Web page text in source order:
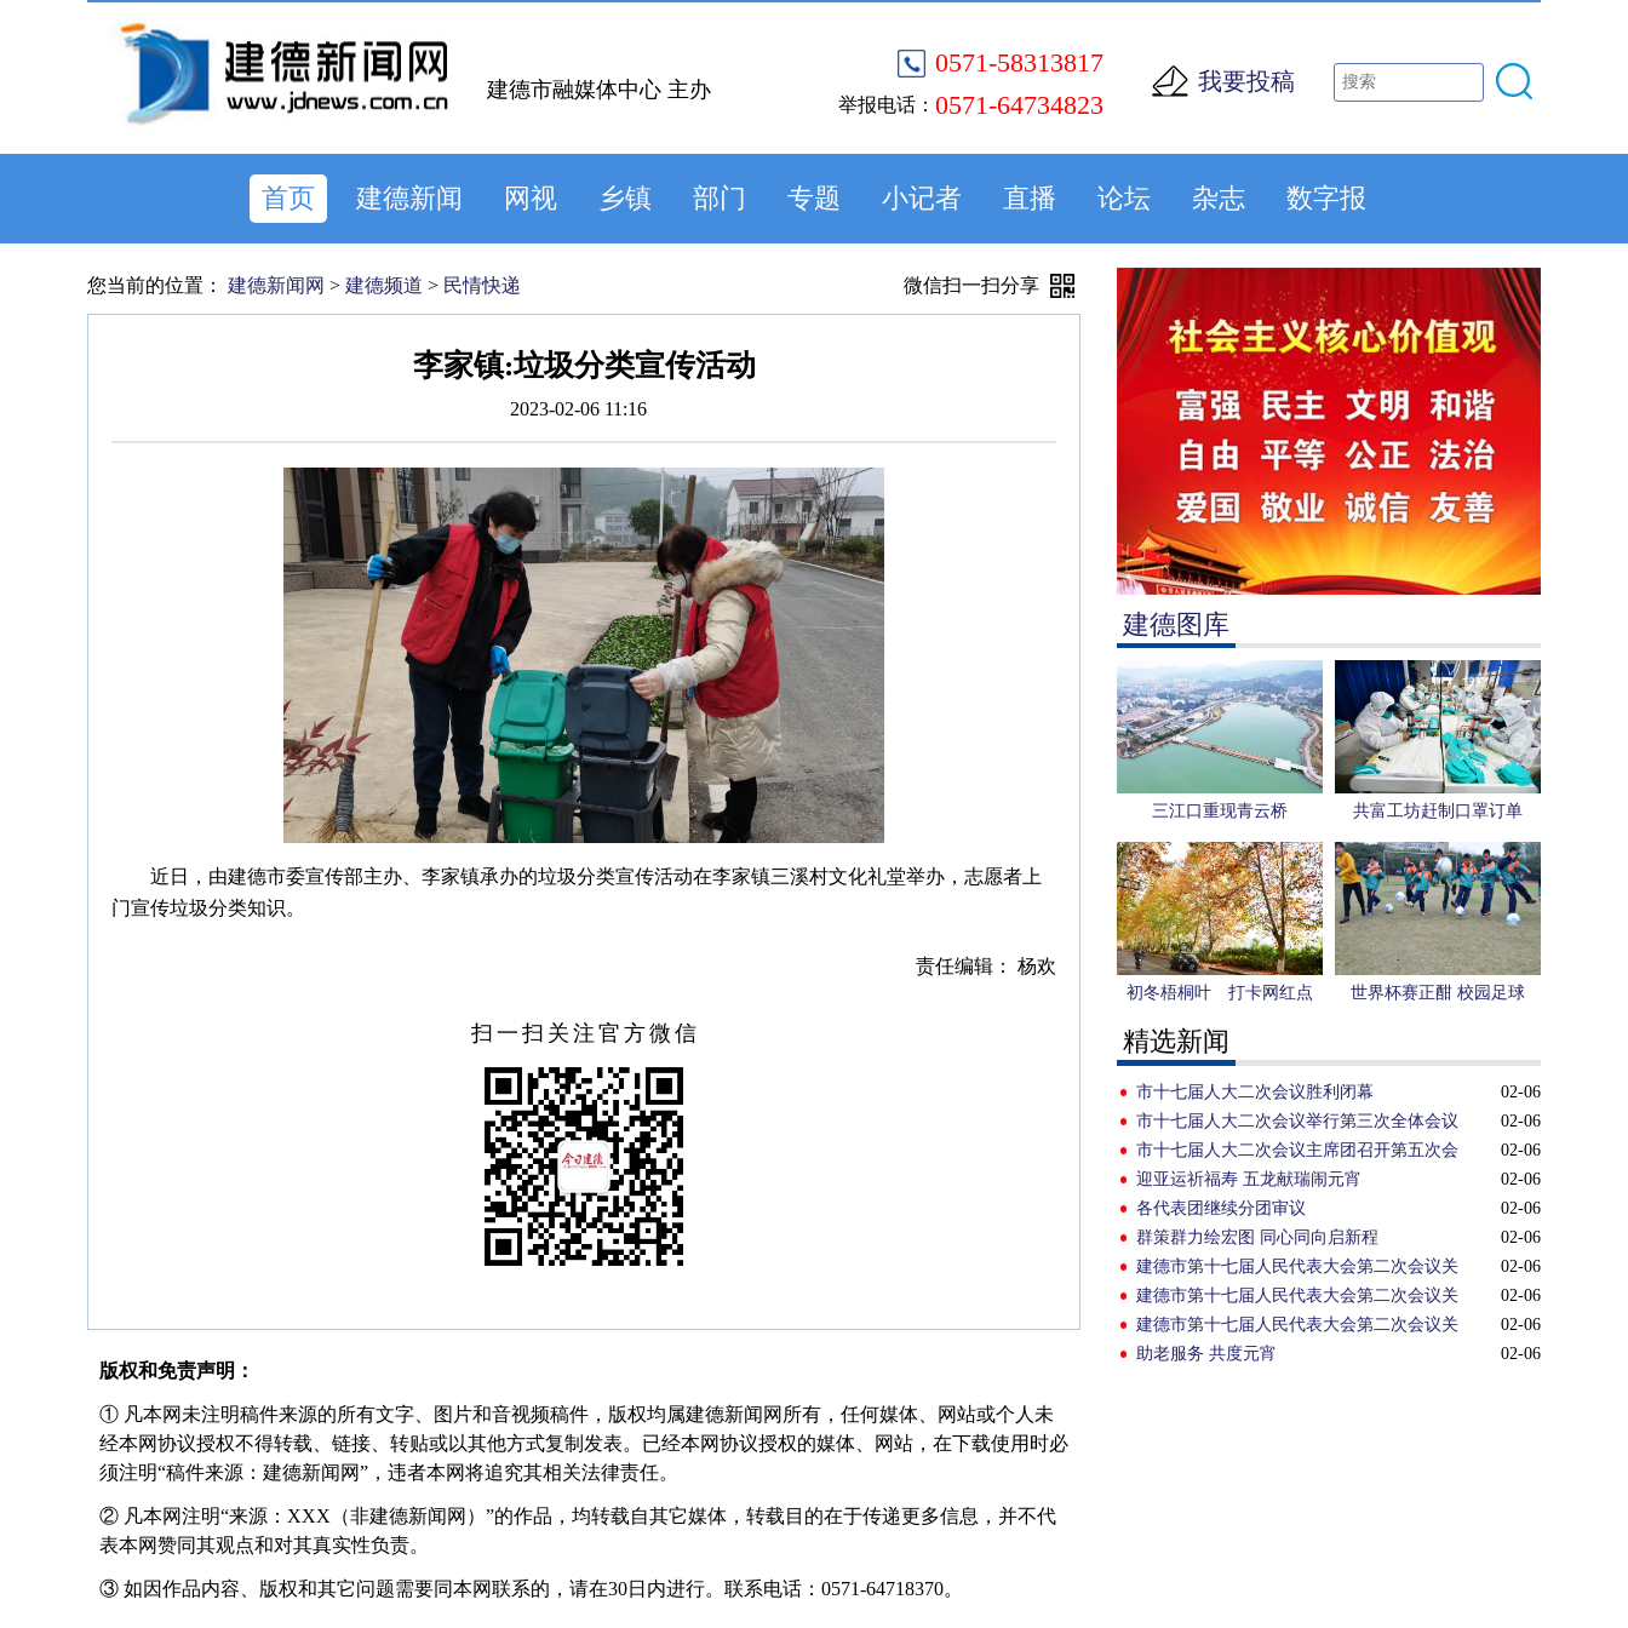
0571-58313817
举报电话： 0571-64734823
我要投稿
建德市融媒体中心 主办
首页 建德新闻 网视 乡镇 部门 专题 小记者 直播 论坛 杂志 数字报
建德图库
三江口重现青云桥 共富工坊赶制口罩订单
初冬梧桐叶 打卡网红点
世界杯赛正酣 校园足球
精选新闻
02-06
市十七届人大二次会议胜利闭幕
02-06
市十七届人大二次会议举行第三次全体会议
02-06
市十七届人大二次会议主席团召开第五次会
议
02-06
迎亚运祈福寿 五龙献瑞闹元宵
02-06
各代表团继续分团审议
02-06
群策群力绘宏图 同心同向启新程
02-06
建德市第十七届人民代表大会第二次会议关
于建德市人民政府工作报告的决议
02-06
建德市第十七届人民代表大会第二次会议关
于建德市2022年国民经济和社会发展计划执
行情况与2023年国民经济和社会发展计划的
02-06
建德市第十七届人民代表大会第二次会议关
于建德市2022年财政预算执行情况和2023年
02-06
助老服务 共度元宵
您当前的位置： 建德新闻网 > 建德频道 > 民情快递 微信扫一扫分享
李家镇:垃圾分类宣传活动
2023-02-06 11:16
近日，由建德市委宣传部主办、李家镇承办的垃圾分类宣传活动在李家镇三溪村文化礼堂举办，志愿者上
门宣传垃圾分类知识。
责任编辑： 杨欢
扫一扫关注官方微信
版权和免责声明：
① 凡本网未注明稿件来源的所有文字、图片和音视频稿件，版权均属建德新闻网所有，任何媒体、网站或个人未
经本网协议授权不得转载、链接、转贴或以其他方式复制发表。已经本网协议授权的媒体、网站，在下载使用时必
须注明“稿件来源：建德新闻网”，违者本网将追究其相关法律责任。
② 凡本网注明“来源：XXX（非建德新闻网）”的作品，均转载自其它媒体，转载目的在于传递更多信息，并不代
表本网赞同其观点和对其真实性负责。
③ 如因作品内容、版权和其它问题需要同本网联系的，请在30日内进行。联系电话：0571-64718370。